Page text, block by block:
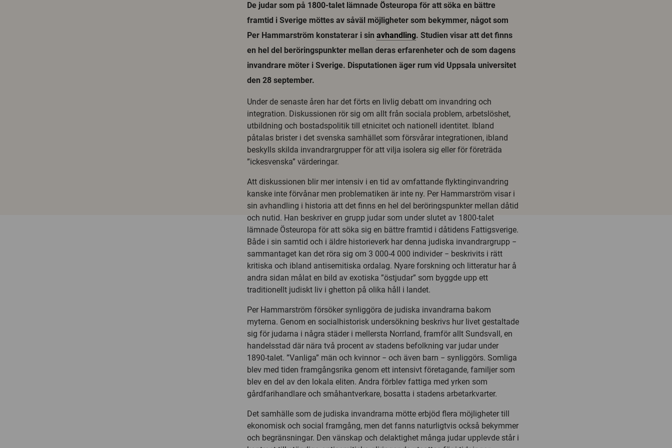
De judar som på 1800-talet lämnade Östeuropa för att söka en bättre
framtid i Sverige möttes av såväl möjligheter som bekymmer, något som
Per Hammarström konstaterar i sin avhandling. Studien visar att det finns
en hel del beröringspunkter mellan deras erfarenheter och de som dagens
invandrare möter i Sverige. Disputationen äger rum vid Uppsala universitet
den 28 september.
Under de senaste åren har det förts en livlig debatt om invandring och
integration. Diskussionen rör sig om allt från sociala problem, arbetslöshet,
utbildning och bostadspolitik till etnicitet och nationell identitet. Ibland
påtalas brister i det svenska samhället som försvårar integrationen, ibland
beskylls skilda invandrargrupper för att vilja isolera sig eller för företräda
”ickesvenska” värderingar.
Att diskussionen blir mer intensiv i en tid av omfattande flyktinginvandring
kanske inte förvånar men problematiken är inte ny. Per Hammarström visar i
sin avhandling i historia att det finns en hel del beröringspunkter mellan dåtid
och nutid. Han beskriver en grupp judar som under slutet av 1800-talet
lämnade Östeuropa för att söka sig en bättre framtid i dåtidens Fattigsverige.
Både i sin samtid och i äldre historieverk har denna judiska invandrargrupp −
sammantaget kan det röra sig om 3 000-4 000 individer − beskrivits i rätt
kritiska och ibland antisemitiska ordalag. Nyare forskning och litteratur har å
andra sidan målat en bild av exotiska ”östjudar” som byggde upp ett
traditionellt judiskt liv i ghetton på olika håll i landet.
Per Hammarström försöker synliggöra de judiska invandrarna bakom
myterna. Genom en socialhistorisk undersökning beskrivs hur livet gestaltade
sig för judarna i några städer i mellersta Norrland, framför allt Sundsvall, en
handelsstad där nära två procent av stadens befolkning var judar under
1890-talet. ”Vanliga” män och kvinnor − och även barn − synliggörs. Somliga
blev med tiden framgångsrika genom ett intensivt företagande, familjer som
blev en del av den lokala eliten. Andra förblev fattiga med yrken som
gårdfarihandlare och småhantverkare, bosatta i stadens arbetarkvarter.
Det samhälle som de judiska invandrarna mötte erbjöd flera möjligheter till
ekonomisk och social framgång, men det fanns naturligtvis också bekymmer
och begränsningar. Den vänskap och delaktighet många judar upplevde står i